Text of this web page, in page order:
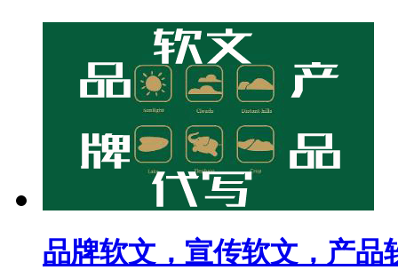
品牌软文，宣传软文，产品